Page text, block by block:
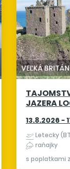
VEĽKÁ
JAZERA
13.8.2026 -
Letecky
raňajky
s poplatkami